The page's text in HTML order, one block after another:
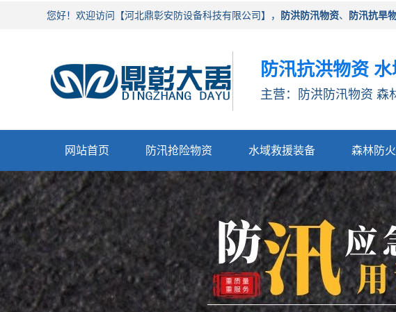
您好！欢迎访问【河北鼎彰安防设备科技有限公司】， 防洪防汛物资、 防汛抗旱
防汛抗洪物资
主营：防洪防汛物资 森
网站首页 防汛抢险物资 水域救援装备 森林防